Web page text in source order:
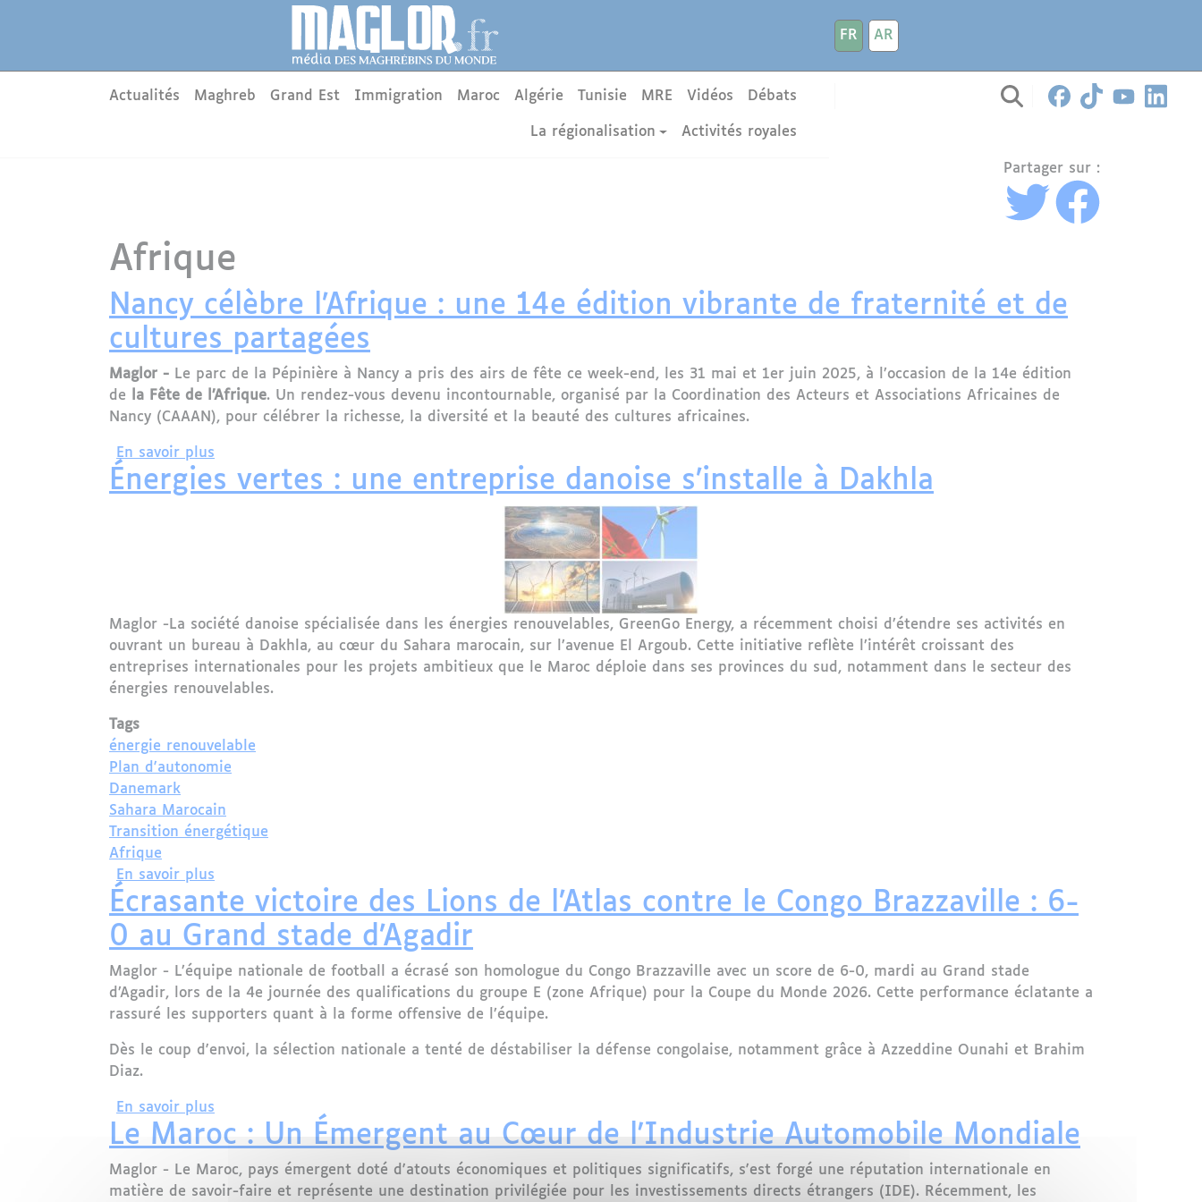
FR
AR
Main menu
Actualités Maghreb Grand Est Immigration Maroc Algérie Tunisie MRE Vidéos Débats
La régionalisation Activités royales
Partager sur :
Afrique
Nancy célèbre l’Afrique : une 14e édition vibrante de fraternité et de
cultures partagées
Maglor - Le parc de la Pépinière à Nancy a pris des airs de fête ce week-end, les 31 mai et 1er juin 2025, à l’occasion de la 14e édition
de
la Fête de l’Afrique. Un rendez-vous devenu incontournable, organisé par la Coordination des Acteurs et Associations Africaines de
Nancy (CAAAN), pour célébrer la richesse, la diversité et la beauté des cultures africaines.
En savoir plus
Énergies vertes : une entreprise danoise s’installe à Dakhla
Maglor -La société danoise spécialisée dans les énergies renouvelables, GreenGo Energy, a récemment choisi d’étendre ses activités en
ouvrant un bureau à Dakhla, au cœur du Sahara marocain, sur l’avenue El Argoub. Cette initiative reflète l’intérêt croissant des
entreprises internationales pour les projets ambitieux que le Maroc déploie dans ses provinces du sud, notamment dans le secteur des
énergies renouvelables.
Tags
énergie renouvelable
Plan d'autonomie
Danemark
Sahara Marocain
Transition énergétique
Afrique
En savoir plus
Écrasante victoire des Lions de l’Atlas contre le Congo Brazzaville : 6-
0 au Grand stade d’Agadir
Maglor - L’équipe nationale de football a écrasé son homologue du Congo Brazzaville avec un score de 6-0, mardi au Grand stade
d’Agadir, lors de la 4e journée des qualifications du groupe E (zone Afrique) pour la Coupe du Monde 2026. Cette performance éclatante a
rassuré les supporters quant à la forme offensive de l’équipe.
Dès le coup d'envoi, la sélection nationale a tenté de déstabiliser la défense congolaise, notamment grâce à Azzeddine Ounahi et Brahim
Diaz.
En savoir plus
Le Maroc : Un Émergent au Cœur de l'Industrie Automobile Mondiale
Maglor - Le Maroc, pays émergent doté d'atouts économiques et politiques significatifs, s'est forgé une réputation internationale en
matière de savoir-faire et représente une destination privilégiée pour les investissements directs étrangers (IDE). Récemment, les